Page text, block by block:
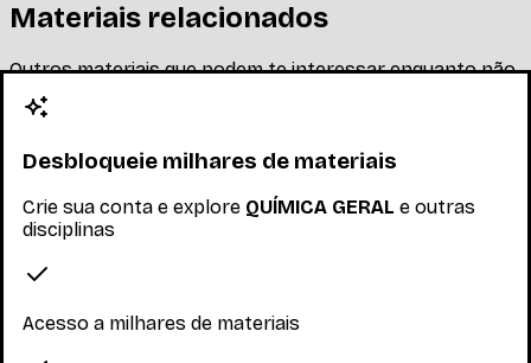
Materiais relacionados
Outros materiais que podem te interessar enquanto não
há materiais específicos desta disciplina
Desbloqueie milhares de materiais
Crie sua conta e explore QUÍMICA GERAL e outras
disciplinas
Acesso a milhares de materiais